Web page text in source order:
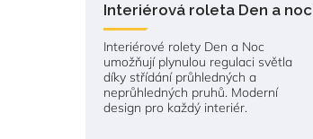
Interiérová roleta Den a noc
Interiérové rolety Den a Noc
umožňují plynulou regulaci světla
díky střídání průhledných a
neprůhledných pruhů. Moderní
design pro každý interiér.